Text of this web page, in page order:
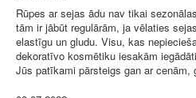
Rūpes ar sejas ādu nav tikai
tām ir jābūt regulārām, ja vēlaties
elastīgu un gludu. Visu, kas
dekoratīvo kosmētiku iesakām
Jūs patīkami pārsteigs gan ar